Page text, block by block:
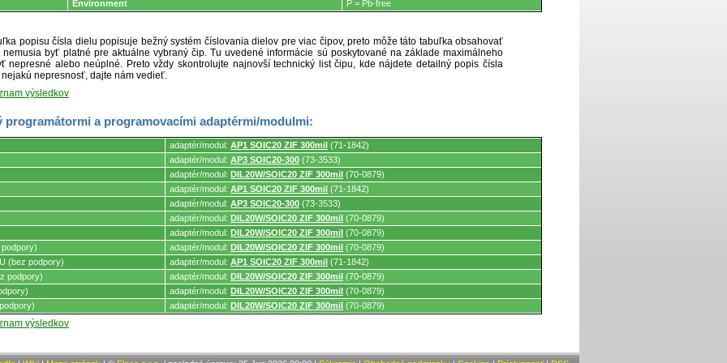
Environment P = Pb-free
popisu čísla dielu popisuje bežný systém číslovania dielov pre viac čipov, preto môže táto tabuľka obsahovať
nemusia byť platné pre aktuálne vybraný čip. Tu uvedené informácie sú poskytované na základe maximálneho
nepresné alebo neúplné. Preto vždy skontrolujte najnovší technický list čipu, kde nájdete detailný popis čísla
nepresnosť, dajte nám vedieť.
výsledkov
programátormi a programovacími adaptérmi/modulmi:
adaptér/modul: AP1 SOIC20 ZIF 300mil (71-1842)
adaptér/modul: AP3 SOIC20-300 (73-3533)
adaptér/modul: DIL20W/SOIC20 ZIF 300mil (70-0879)
adaptér/modul: AP1 SOIC20 ZIF 300mil (71-1842)
adaptér/modul: AP3 SOIC20-300 (73-3533)
adaptér/modul: DIL20W/SOIC20 ZIF 300mil (70-0879)
adaptér/modul: DIL20W/SOIC20 ZIF 300mil (70-0879)
adaptér/modul: DIL20W/SOIC20 ZIF 300mil (70-0879)
(bez podpory)
adaptér/modul: AP1 SOIC20 ZIF 300mil (71-1842)
podpory)
adaptér/modul: DIL20W/SOIC20 ZIF 300mil (70-0879)
adaptér/modul: DIL20W/SOIC20 ZIF 300mil (70-0879)
adaptér/modul: DIL20W/SOIC20 ZIF 300mil (70-0879)
výsledkov